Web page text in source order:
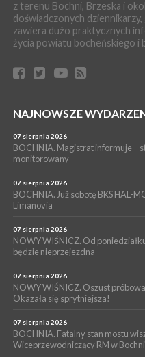
WYDARZENIA
06 sierpnia 2026
BRZESKO. Lepsze warunki
WYDARZENIA
06 sierpnia 2026
BORZĘCIN. Już w najbliższy
PIELGRZYMKA 2026
Z BOCHNI NA JASNĄ GÓRĘ.
WYDARZENIA
NASZ NEWS. Powstał
Przestrzennego Miasta
magistratu
z terenu Bochni, Brzeska i
doświadczonych
zawiera dużo praktycznych
życia powiatu bocheńskiego i
NAJNOWSZE
07 sierpnia 2026
BOCHNIA. Magistrat informuje –
monitorowany
07 sierpnia 2026
BOCHNIA. Już sobotę BKS HAL-
Limanovia
07 sierpnia 2026
NOWY WIŚNICZ. Od
będzie nieprzejezdna
07 sierpnia 2026
NOWY WIŚNICZ. Oszust
Okazała się sprytniejsza!
07 sierpnia 2026
BOCHNIA. Fatalny stan mostu
Wiceprzewodniczący RM w